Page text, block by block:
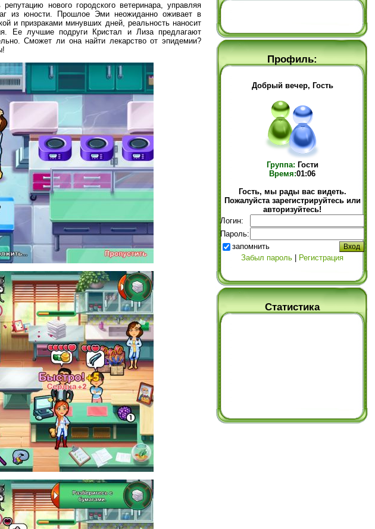
нового городского ветеринара, управляя
из юности. Прошлое Эми неожиданно оживает в
и призраками минувших дней, реальность наносит
Ее лучшие подруги Кристал и Лиза предлагают
Сможет ли она найти лекарство от эпидемии?
Профиль:
Добрый вечер, Гость
Группа: Гости
Время:01:06
Гость, мы рады вас видеть.
Пожалуйста зарегистрируйтесь или
авторизуйтесь!
Логин:
Пароль:
запомнить
Забыл пароль
Регистрация
Статистика